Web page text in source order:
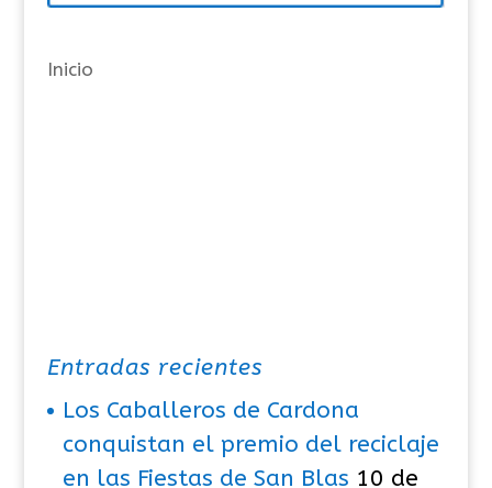
í
s
Inicio
Entradas recientes
Los Caballeros de Cardona
conquistan el premio del reciclaje
en las Fiestas de San Blas 10 de